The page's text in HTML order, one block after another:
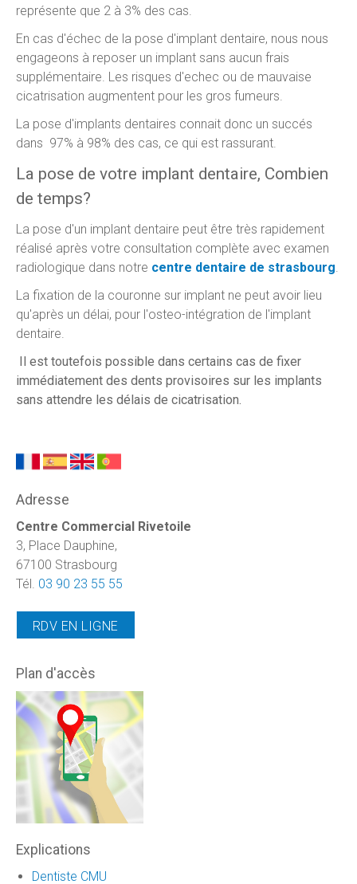
représente que 2 à 3% des cas.
En cas d'échec de la pose d'implant dentaire, nous nous
engageons à reposer un implant sans aucun frais
supplémentaire. Les risques d'echec ou de mauvaise
cicatrisation augmentent pour les gros fumeurs.
La pose d'implants dentaires connait donc un succés
dans 97% à 98% des cas, ce qui est rassurant.
La pose de votre implant dentaire, Combien
de temps?
La pose d'un implant dentaire peut être très rapidement
réalisé après votre consultation complète avec examen
radiologique dans notre centre dentaire de strasbourg
La fixation de la couronne sur implant ne peut avoir lieu
qu'après un délai, pour l'osteo-intégration de l'implant
dentaire.
Il est toutefois possible dans certains cas de fixer
immédiatement des dents provisoires sur les implants
sans attendre les délais de cicatrisation.
Adresse
Centre Commercial Rivetoile
3, Place Dauphine,
67100 Strasbourg
Tél. 03 90 23 55 55
RDV EN LIGNE
Plan d'accès
Explications
Dentiste CMU